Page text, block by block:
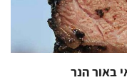
באור הנר